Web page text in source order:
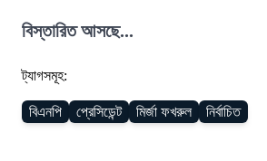
বিস্তারিত আসছে...
ট্যাগসমূহ:
বিএনপি প্রেসিডেন্ট মির্জা ফখরুল নির্বাচিত